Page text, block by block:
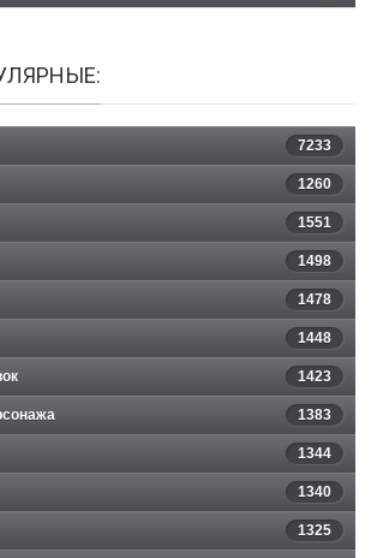
7233
1260
1551
1498
1478
1448
1423
1383
1344
1340
1325